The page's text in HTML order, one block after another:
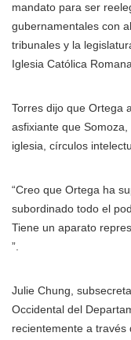
mandato para ser
gubernamentales con
tribunales y la
Iglesia Católica Romana.
Torres dijo que Ortega
asfixiante que
iglesia, círculos
“Creo que Ortega ha
subordinado todo el
Tiene un aparato
”.
Julie Chung,
Occidental del
recientemente a través